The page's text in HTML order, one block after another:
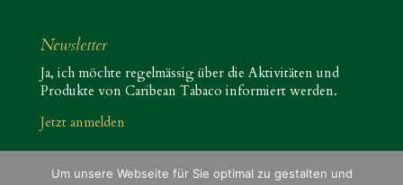
Newsletter
Ja, ich möchte regelmässig über die Aktivitäten und
Produkte von Caribean Tabaco informiert werden.
Jetzt anmelden
Um unsere Webseite für Sie optimal zu gestalten und